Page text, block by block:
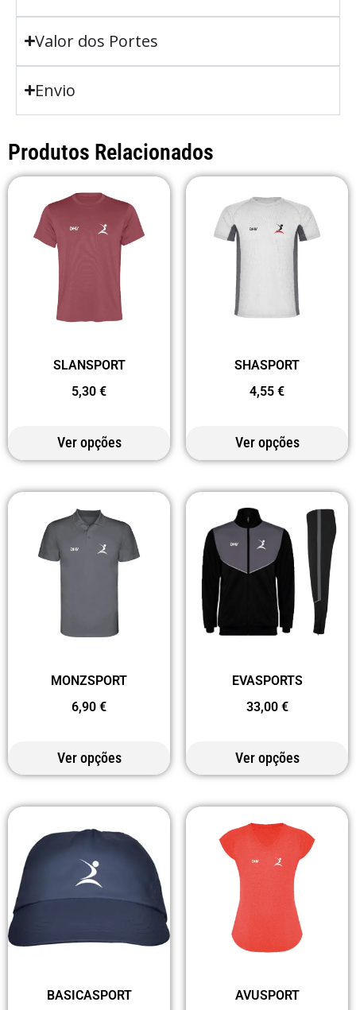
Valor dos Portes
Envio
Produtos Relacionados
SLANSPORT
5,30 €
Ver opções
SHASPORT
4,55 €
Ver opções
MONZSPORT
6,90 €
Ver opções
EVASPORTS
33,00 €
Ver opções
BASICASPORT
AVUSPORT